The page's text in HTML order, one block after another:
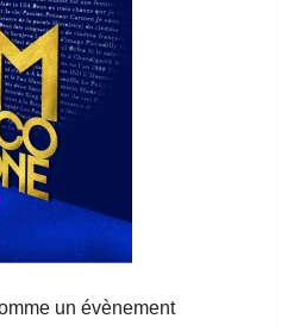
un évènement